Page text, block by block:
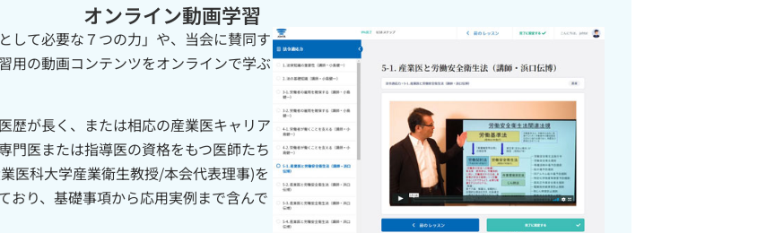
オンライン動画学習
して必要な７つの力」や、当会に賛同す
用の動画コンテンツをオンラインで学ぶ
歴が長く、または相応の産業医キャリア
門医または指導医の資格をもつ医師たち
医科大学産業衛生教授/本会代表理事)を
おり、基礎事項から応用実例まで含んで